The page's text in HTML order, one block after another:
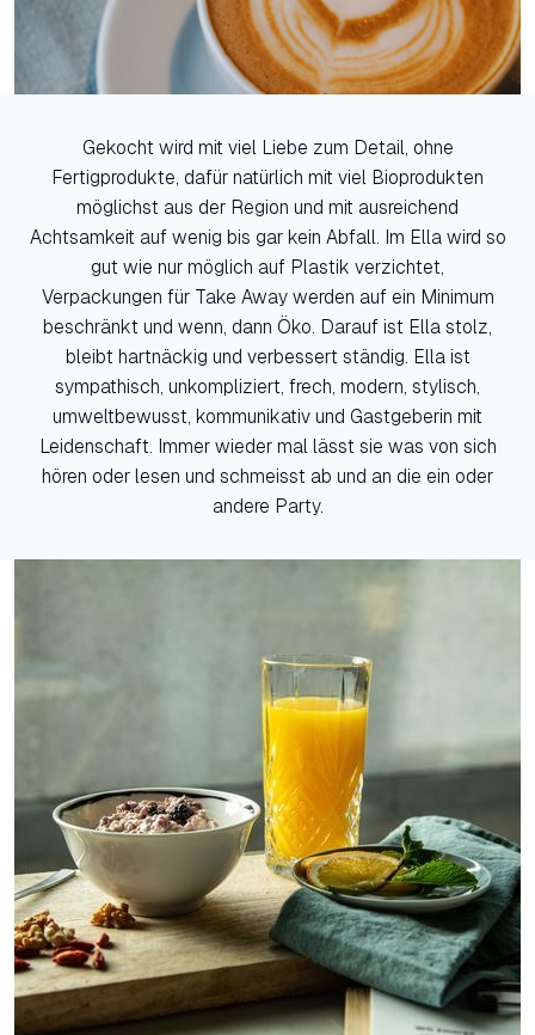
Gekocht wird mit viel Liebe zum Detail, ohne
Fertigprodukte, dafür natürlich mit viel Bioprodukten
möglichst aus der Region und mit ausreichend
Achtsamkeit auf wenig bis gar kein Abfall. Im Ella wird so
gut wie nur möglich auf Plastik verzichtet,
Verpackungen für Take Away werden auf ein Minimum
beschränkt und wenn, dann Öko. Darauf ist Ella stolz,
bleibt hartnäckig und verbessert ständig. Ella ist
sympathisch, unkompliziert, frech, modern, stylisch,
umweltbewusst, kommunikativ und Gastgeberin mit
Leidenschaft. Immer wieder mal lässt sie was von sich
hören oder lesen und schmeisst ab und an die ein oder
andere Party.